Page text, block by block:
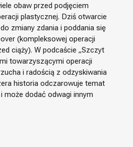
obaw przed podjęciem
plastycznej. Dziś otwarcie
zmiany zdania i poddania się
(kompleksowej operacji
ciąży). W podcaście „Szczyt
towarzyszącymi operacji
i radością z odzyskiwania
historia odczarowuje temat
może dodać odwagi innym